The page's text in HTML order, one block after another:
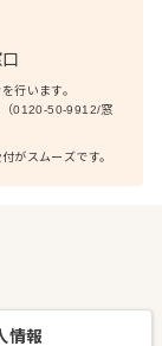
行います。
（0120-50-9912/窓
がスムーズです。
情報